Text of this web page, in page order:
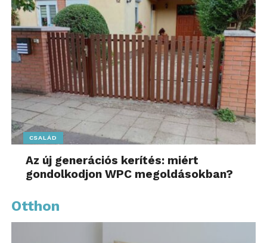
CSALÁD
Az új generációs kerítés: miért
gondolkodjon WPC megoldásokban?
Otthon